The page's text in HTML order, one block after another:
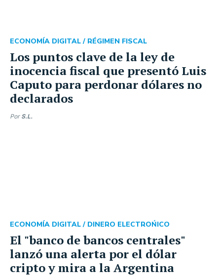
Los puntos clave de la ley de
inocencia fiscal que presentó Luis
Caputo para perdonar dólares no
declarados
ECONOMÍA DIGITAL / RÉGIMEN FISCAL
Por S.L.
El "banco de bancos centrales"
lanzó una alerta por el dólar
cripto y mira a la Argentina
ECONOMÍA DIGITAL / DINERO ELECTROŃICO